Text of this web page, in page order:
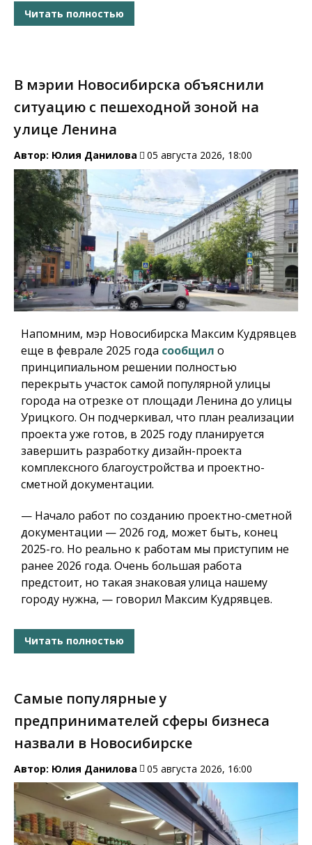
Читать полностью
В мэрии Новосибирска объяснили
ситуацию с пешеходной зоной на
улице Ленина
Автор: Юлия Данилова 05 августа 2026, 18:00
Напомним, мэр Новосибирска Максим Кудрявцев
еще в феврале 2025 года сообщил о
принципиальном решении полностью
перекрыть участок самой популярной улицы
города на отрезке от площади Ленина до улицы
Урицкого. Он подчеркивал, что план реализации
проекта уже готов, в 2025 году планируется
завершить разработку дизайн-проекта
комплексного благоустройства и проектно-
сметной документации.
— Начало работ по созданию проектно-сметной
документации — 2026 год, может быть, конец
2025-го. Но реально к работам мы приступим не
ранее 2026 года. Очень большая работа
предстоит, но такая знаковая улица нашему
городу нужна, — говорил Максим Кудрявцев.
Читать полностью
Самые популярные у
предпринимателей сферы бизнеса
назвали в Новосибирске
Автор: Юлия Данилова 05 августа 2026, 16:00